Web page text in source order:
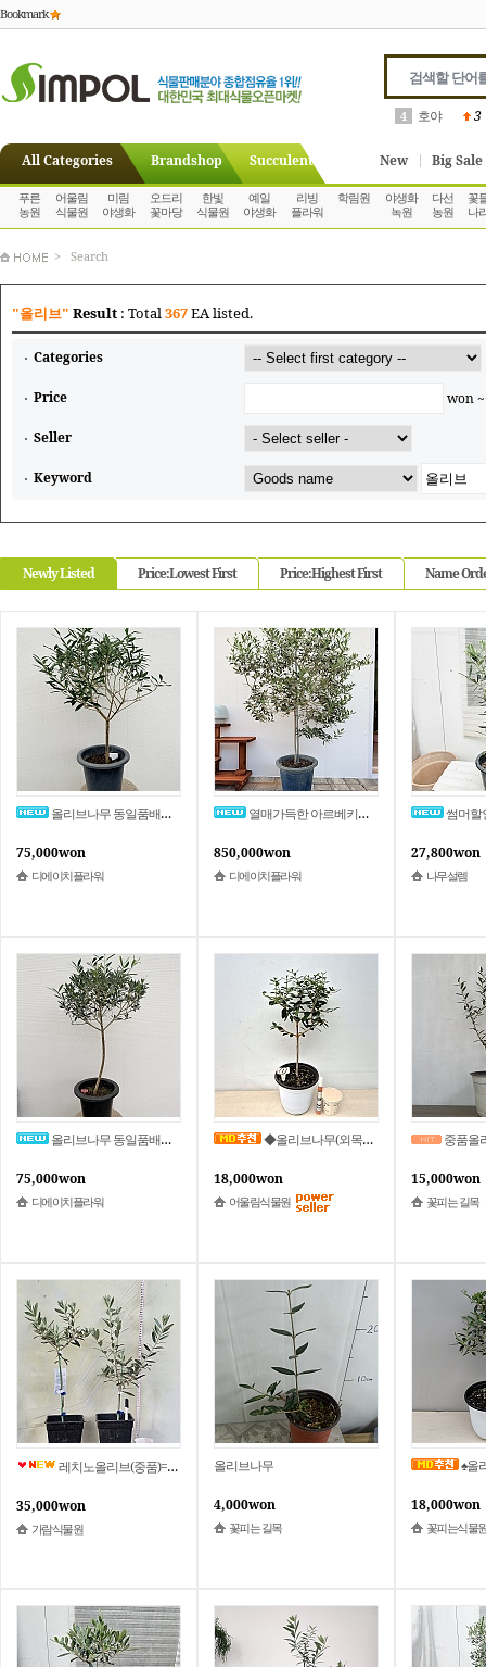
Bookmark
4 호야 3
All Categories Brandshop Succulent New Big Sale
푸른
농원
어울림
식물원
미림
야생화
오드리
꽃마당
한빛
식물원
예일
야생화
리빙
플라워
학림원
야생화
녹원
다선
농원
꽃
나
> Search
"올리브" Result : Total367EA listed.
Categories
Price won
Seller
Keyword
Newly Listed Price:Lowest First Price:Highest First Name
올리브나무 동일품배송 높이83 너비55
75,000won
디에이치플라워
열매가득한 아르베키나 올리브나무 특대품 동일품배송 서울 인천 경기 직배송 높이165 너비110
850,000won
디에이치플라워
썸머할인 외목대 올리브
27,800won
나무설렘
올리브나무 동일품배송 높이98 너비57 1번
75,000won
디에이치플라워
◆올리브나무(외목수형/1)~동일상품으로 배송됩니다.
18,000won
어울림식물원
중품올
15,000won
꽃피는 길목
레치노올리브(중품)=랜덤발송
35,000won
가람식물원
올리브나무
4,000won
꽃피는 길목
♠올리브
18,000won
꽃피는식물